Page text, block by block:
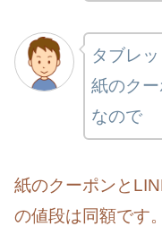
タブレ
紙のク
なので
紙のクーポンと
の値段は同額です。